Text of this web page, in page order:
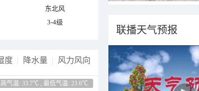
东北风
3-4级
度 降水量 风力风向
高气温: 33.7℃ , 最低气温: 23.6℃
联播天气预报